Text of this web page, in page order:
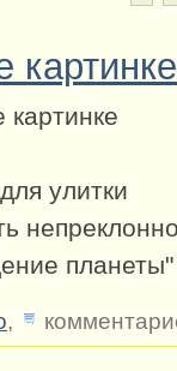
картинке
улитки
планеты"
,